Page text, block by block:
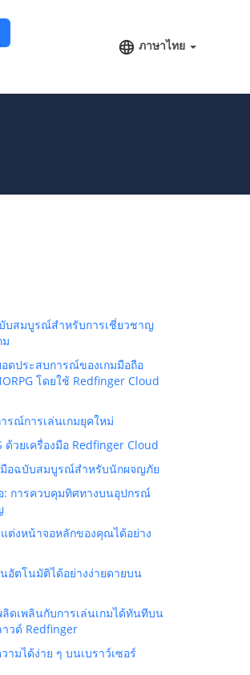
ภาษาไทย
บสมบูรณ์สำหรับการเชี่ยวชาญ
ม
ดประสบการณ์ของเกมมือถือ
โดยใช้ Redfinger Cloud
รณ์การเล่นเกมยุคใหม่
วยเครื่องมือ Redfinger Cloud
มือฉบับสมบูรณ์สำหรับนักผจญภัย
การควบคุมทิศทางบนอุปกรณ์
ต่งหน้าจอหลักของคุณได้อย่าง
อัตโนมัติได้อย่างง่ายดายบน
ดเพลินกับการเล่นเกมได้ทันทีบน
วด์ Redfinger
ามได้ง่าย ๆ บนเบราว์เซอร์